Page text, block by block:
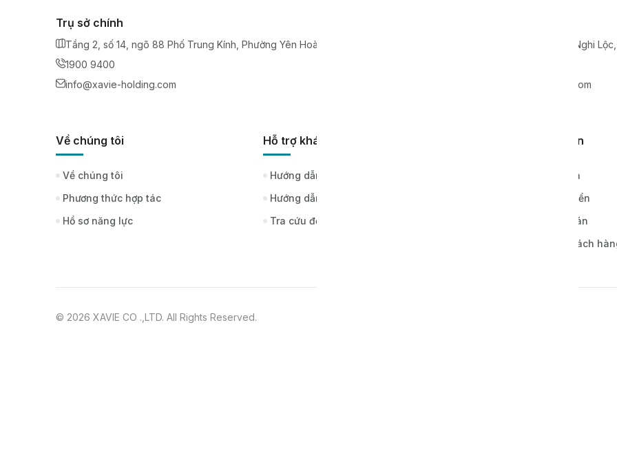
Trụ sở chính
Tầng 2, số 14, ngõ 88 Phố Trung Kính, Phường Yên Hoà, Quận Cầu Giấy, TP. Hà Nội
1900 9400
info@xavie-holding.com
Xã Nghi Hoa, Huyện Nghi
info@xavie-holding.com
Về chúng tôi
Về chúng tôi
Phương thức hợp tác
Hồ sơ năng lực
Hỗ trợ khách hàng
Hướng dẫn đặt hàng
Hướng dẫn thanh toán
Tra cứu đơn hàng
Quy định, điều khoản
Chính sách bảo hành
Chính sách vận chuyển
Chính sách thanh toán
Bảo mật thông tin khách
© 2026 XAVIE CO .,LTD. All Rights Reserved.